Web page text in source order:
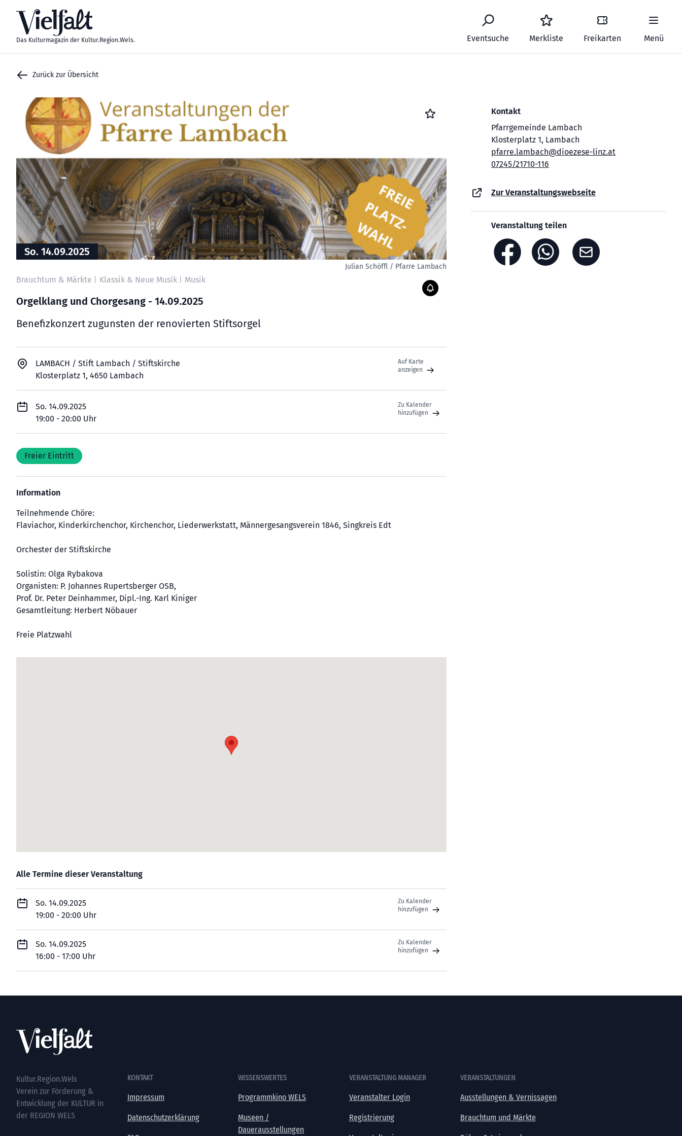
Das Kulturmagazin der Kultur.Region.Wels. Eventsuche Merkliste Freikarten Menü
Zurück zur Übersicht
So. 14.09.2025
Julian Schöffl / Pfarre Lambach
Brauchtum & Märkte Klassik & Neue Musik Musik
Orgelklang und Chorgesang - 14.09.2025
Benefizkonzert zugunsten der renovierten Stiftsorgel
LAMBACH / Stift Lambach / Stiftskirche
Klosterplatz 1, 4650 Lambach
Auf Karte
anzeigen
So. 14.09.2025
19:00 - 20:00 Uhr
Zu Kalender
hinzufügen
Freier Eintritt
Information
Teilnehmende Chöre:
Flaviachor, Kinderkirchenchor, Kirchenchor, Liederwerkstatt, Männergesangsverein 1846, Singkreis Edt
Orchester der Stiftskirche
Solistin: Olga Rybakova
Organisten: P. Johannes Rupertsberger OSB,
Prof. Dr. Peter Deinhammer, Dipl.-Ing. Karl Kiniger
Gesamtleitung: Herbert Nöbauer
Freie Platzwahl
Alle Termine dieser Veranstaltung
So. 14.09.2025
19:00 - 20:00 Uhr
Zu Kalender
hinzufügen
So. 14.09.2025
16:00 - 17:00 Uhr
Zu Kalender
hinzufügen
Kontakt
Pfarrgemeinde Lambach
Klosterplatz 1, Lambach
pfarre.lambach@dioezese-linz.at
07245/21710-116
Zur Veranstaltungswebseite
Veranstaltung teilen
Kultur.Region.Wels
Verein zur Förderung &
Entwicklung der KULTUR in
der REGION WELS
KONTAKT
Impressum
Datenschutzerklärung
WISSENSWERTES
Programmkino WELS
Museen /
Dauerausstellungen
VERANSTALTUNG MANAGER
Veranstalter Login
Registrierung
VERANSTALTUNGEN
Ausstellungen & Vernissagen
Brauchtum und Märkte